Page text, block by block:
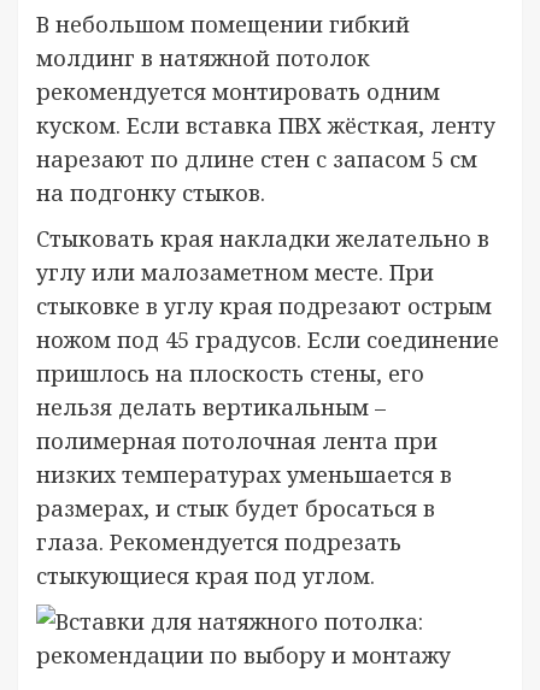
В небольшом помещении гибкий
молдинг в натяжной потолок
рекомендуется монтировать одним
куском. Если вставка ПВХ жёсткая, ленту
нарезают по длине стен с запасом 5 см
на подгонку стыков.
Стыковать края накладки желательно в
углу или малозаметном месте. При
стыковке в углу края подрезают острым
ножом под 45 градусов. Если соединение
пришлось на плоскость стены, его
нельзя делать вертикальным –
полимерная потолочная лента при
низких температурах уменьшается в
размерах, и стык будет бросаться в
глаза. Рекомендуется подрезать
стыкующиеся края под углом.